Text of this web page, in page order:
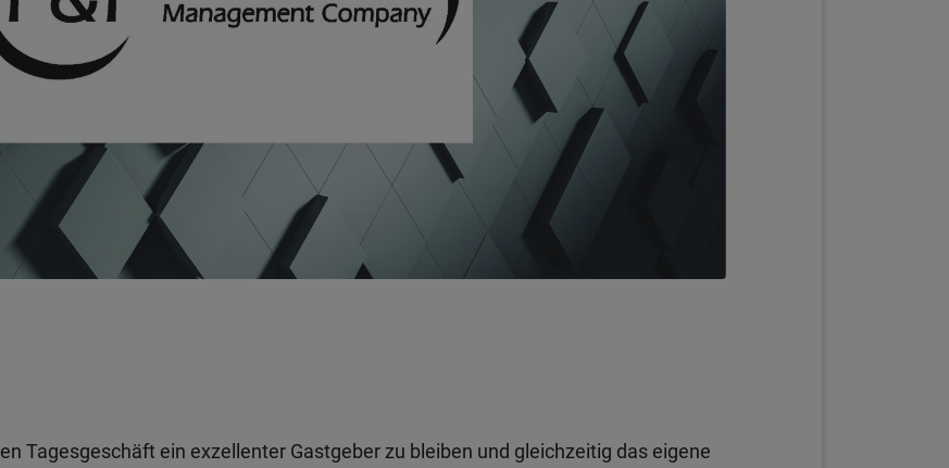
Tagesgeschäft ein exzellenter Gastgeber zu bleiben und gleichzeitig das eigene